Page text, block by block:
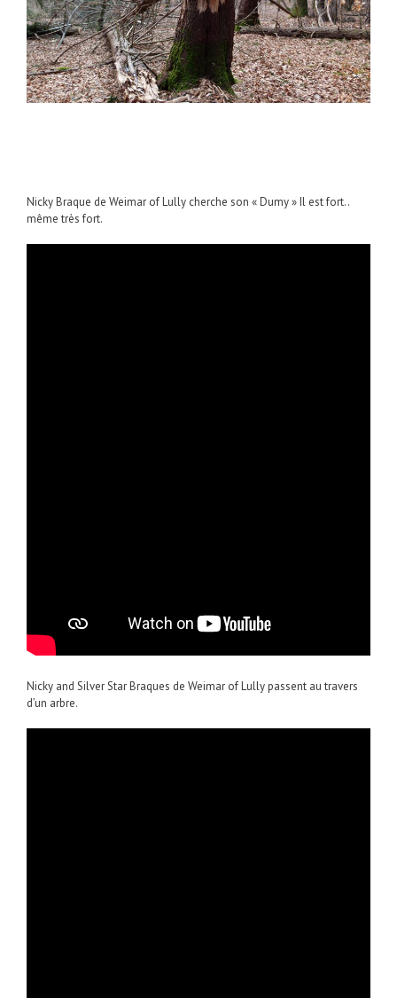
Nicky Braque de Weimar of Lully cherche son « Dumy » Il est fort..
même très fort.
Nicky and Silver Star Braques de Weimar of Lully passent au travers
d’un arbre.